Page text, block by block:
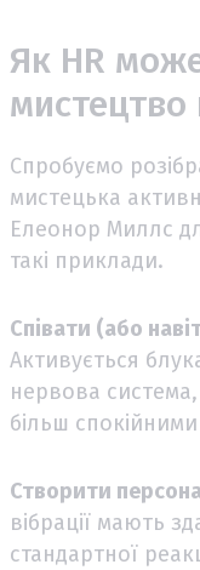
Як HR
мистецтво
Спробуємо
мистецька
Елеонор Миллс
такі приклади.
Співати (або
Активується
нервова
більш
Створити
вібрації мають
стандартної